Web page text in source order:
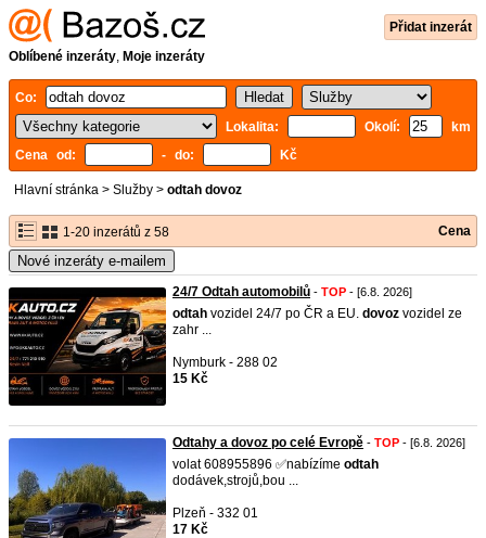
Přidat inzerát
Oblíbené inzeráty, Moje inzeráty
Co:
Lokalita:
Okolí:
km
Cena od:
- do: Kč
Hlavní stránka > Služby > odtah dovoz
1-20 inzerátů z 58 Cena
Nové inzeráty e-mailem
24/7 Odtah automobilů - TOP - [6.8. 2026]
odtah vozidel 24/7 po ČR a EU. dovoz vozidel ze
zahr ...
Nymburk - 288 02
15 Kč
Odtahy a dovoz po celé Evropě - TOP - [6.8. 2026]
volat 608955896 ✅nabízíme odtah
dodávek,strojů,bou ...
Plzeň - 332 01
17 Kč